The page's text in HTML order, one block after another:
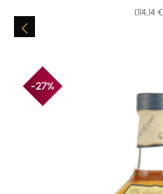
(114,14
-27%